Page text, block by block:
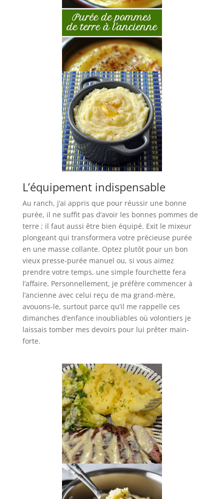
L’équipement indispensable
Au ranch, j’ai appris que pour réussir une bonne
purée, il ne suffit pas d’avoir les bonnes pommes de
terre ; il faut aussi être bien équipé. Exit le mixeur
plongeant qui transformera votre précieuse purée
en une masse collante. Optez plutôt pour un bon
vieux presse-purée manuel ou, si vous aimez
prendre votre temps, une simple fourchette fera
l’affaire. Personnellement, je préfère commencer à
l’ancienne avec celui reçu de ma grand-mère,
avouons-le, surtout parce qu’il me rappelle ces
dimanches d’enfance inoubliables où volontiers je
laissais tomber mes devoirs pour lui prêter main-
forte.